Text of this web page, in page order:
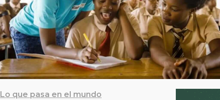
Lo que pasa en el mundo